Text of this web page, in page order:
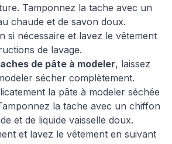
Tamponnez la tache avec un
chaude et de savon doux.
si nécessaire et lavez le vêtement
de lavage.
de pâte à modeler, laissez
sécher complètement.
la pâte à modeler séchée
la tache avec un chiffon
et de liquide vaisselle doux.
et lavez le vêtement en suivant